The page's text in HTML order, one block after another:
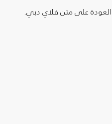
على متن فلاي دبي.